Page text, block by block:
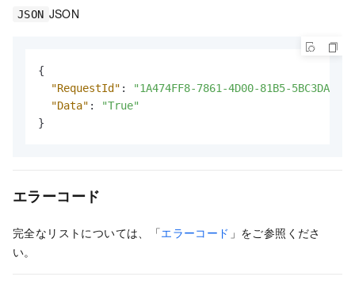
JSON JSON
{
"RequestId" :
"1A474FF8-7861-4D00-81B5-
"Data" :
"True"
}
エラーコード
完全なリストについては、「エラーコード 」をご参照くださ
い。